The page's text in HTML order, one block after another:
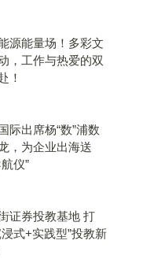
源能量场！多彩文
，工作与热爱的双
！
际出席杨“数”浦数
，为企业出海送
航仪”
证券投教基地 打
浸式+实践型”投教新